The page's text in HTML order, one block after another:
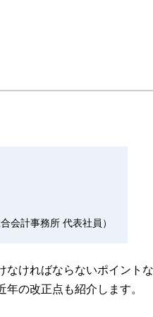
会計事務所 代表社員）
ければならないポイント
の改正点も紹介します。